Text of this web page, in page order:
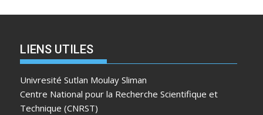
LIENS UTILES
Univresité Sutlan Moulay Sliman
Centre National pour la Recherche Scientifique et
Technique (CNRST)